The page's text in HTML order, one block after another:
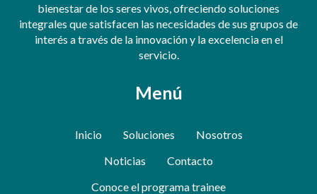
bienestar de los seres vivos, ofreciendo soluciones
integrales que satisfacen las necesidades de sus grupos de
interés a través de la innovación y la excelencia en el
servicio.
Menú
Inicio Soluciones
Nosotros
Noticias
Contacto
Conoce el programa trainee